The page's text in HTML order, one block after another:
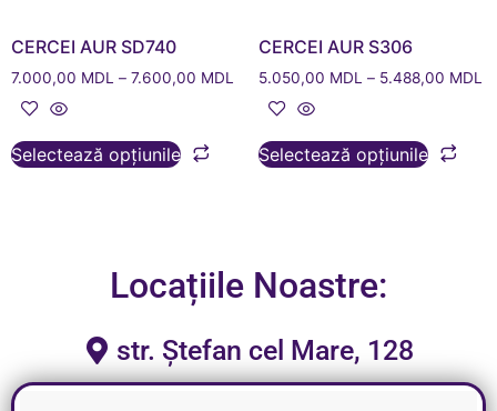
CERCEI AUR SD740
7.000,00 MDL – 7.600,00 MDL
Selectează opțiunile
CERCEI AUR S306
5.050,00 MDL – 5.488,00 MDL
Selectează opțiunile
Locațiile Noastre:
str. Ștefan cel Mare, 128